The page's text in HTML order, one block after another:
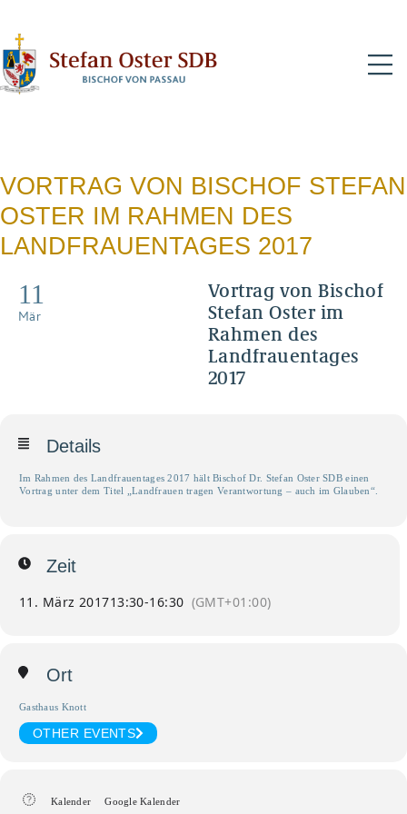
VORTRAG VON BISCHOF STEFAN
OSTER IM RAHMEN DES
LANDFRAUENTAGES 2017
11
Mär
Vortrag von Bischof
Stefan Oster im
Rahmen des
Landfrauentages
2017
Details
Im Rahmen des Landfrauentages 2017 hält Bischof Dr. Stefan Oster SDB einen
Vortrag unter dem Titel „Landfrauen tragen Verantwortung – auch im Glauben“.
Zeit
11. März 201713:30-16:30 (GMT+01:00)
Ort
Gasthaus Knott
OTHER EVENTS
Kalender Google Kalender